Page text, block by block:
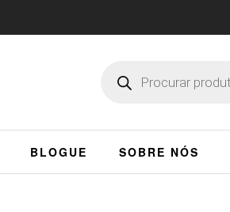
BLOGUE SOBRE NÓS